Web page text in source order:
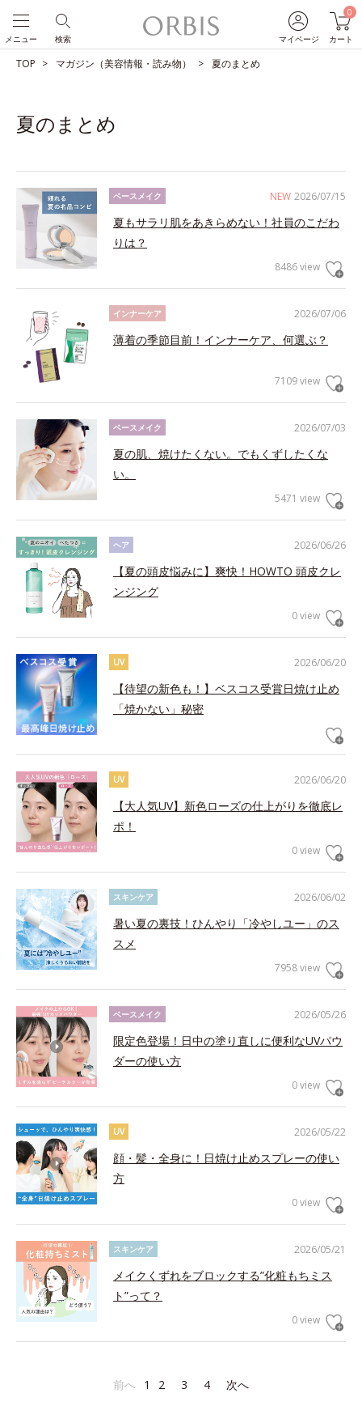
マイページ
0
カート
検索
メニュー
TOP マガジン（美容情報・読み物） 夏のまとめ
夏のまとめ
NEW 2026/07/15
ベースメイク
夏もサラリ肌をあきらめない！社員のこだわ
りは？
8486 view
2026/07/06
インナーケア
薄着の季節目前！インナーケア、何選ぶ？
7109 view
2026/07/03
ベースメイク
夏の肌、焼けたくない。でもくずしたくな
い。
5471 view
2026/06/26
ヘア
【夏の頭皮悩みに】爽快！HOWTO 頭皮クレ
ンジング
0 view
2026/06/20
UV
【待望の新色も！】ベスコス受賞日焼け止め
「焼かない」秘密
2026/06/20
UV
【大人気UV】新色ローズの仕上がりを徹底レ
ポ！
0 view
2026/06/02
スキンケア
暑い夏の裏技！ひんやり「冷やしユー」のス
スメ
7958 view
2026/05/26
ベースメイク
限定色登場！日中の塗り直しに便利なUVパウ
ダーの使い方
0 view
2026/05/22
UV
顔・髪・全身に！日焼け止めスプレーの使い
方
0 view
2026/05/21
スキンケア
メイクくずれをブロックする”化粧もちミス
ト”って？
0 view
前へ 1 2 3 4 次へ